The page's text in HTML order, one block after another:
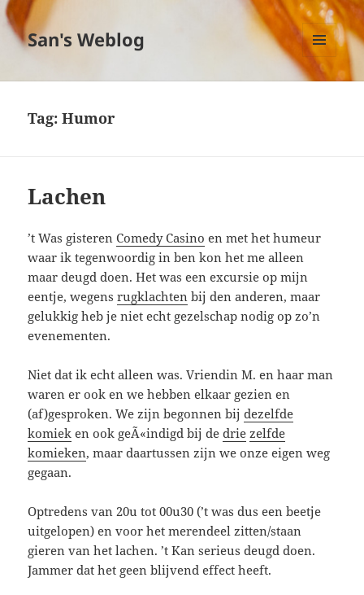
San's Weblog
MENU
EN
Tag:Humor
Lachen
’t Was gisterenComedy Casino en met het humeur
waar ik tegenwoordig in ben kon het me alleen
maar deugd doen. Het was een excursie op mijn
eentje, wegensrugklachten bij den anderen, maar
gelukkig heb je niet echt gezelschap nodig op zo’n
evenementen.
Niet dat ik echt alleen was. Vriendin M. en haar man
waren er ook en we hebben elkaar gezien en
(af)gesproken. We zijn begonnen bijdezelfde
komiek en ook geÃ«indigd bij dedrie zelfde
komieken, maar daartussen zijn we onze eigen weg
gegaan.
Optredens van 20u tot 00u30 (’t was dus een beetje
uitgelopen) en voor het merendeel zitten/staan
gieren van het lachen. ’t Kan serieus deugd doen.
Jammer dat het geen blijvend effect heeft.